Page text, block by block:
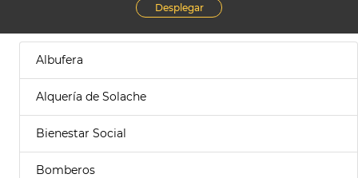
Desplegar
Albufera
Alquería de Solache
Bienestar Social
Bomberos